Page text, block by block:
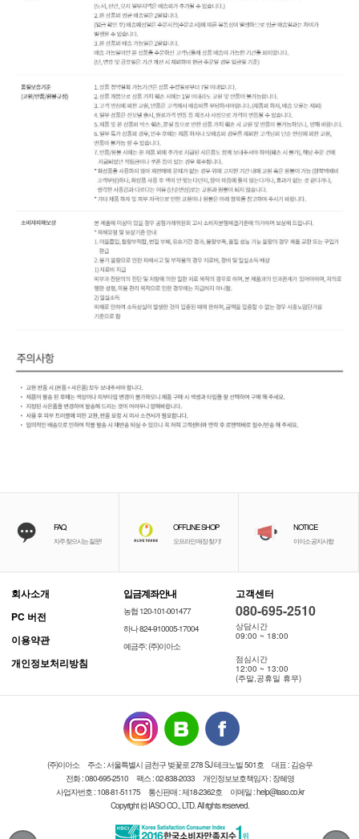
FAQ
자주 찾으시는 질문!
OFFLINE SHOP
오프라인 매장 찾기!
NOTICE
이이소 공지사항
회사소개
PC 버전
이용약관
개인정보처리방침
입금계좌안내
농협 120-101-001477
하나 824-910005-17004
예금주: (주)이아소
고객센터
080-695-2510
상담시간
09:00 ~ 18:00
점심시간
12:00 ~ 13:00
(주말,공휴일 휴무)
(주)이아소 주소 : 서울특별시 금천구 벚꽃로 278 SJ 테크노빌 501호
대표 : 김승우
전화 : 080-695-2510
팩스 : 02-838-2033
개인정보보호책임자 : 장혜영
사업자번호 : 108-81-51175
통신판매 : 제18-2362호
이메일 : help@iaso.co.kr
Copyright (c) IASO CO., LTD. All rights reserved.